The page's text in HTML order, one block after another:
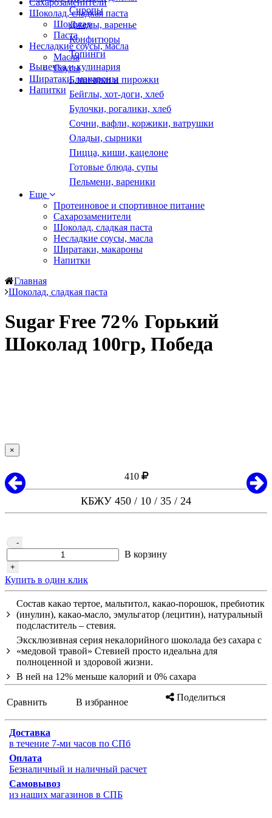
Сахарозаменители
Шоколад, сладкая паста
Шоколад
Паста
Несладкие соусы, масла
Масла
Соусы
Ширатаки, макароны
Напитки
Сиропы
Джемы, варенье
Конфитюры
Топинги
Выпечка и кулинария
Блинчики и пирожки
Бейглы, хот-доги, хлеб
Булочки, рогалики, хлеб
Сочни, вафли, коржики, ватрушки
Оладьи, сырники
Пицца, киши, кацелоне
Готовые блюда, супы
Пельмени, вареники
Еще
Протеиновое и спортивное питание
Сахарозаменители
Шоколад, сладкая паста
Несладкие соусы, масла
Ширатаки, макароны
Напитки
Главная
Шоколад, сладкая паста
Sugar Free 72% Горький
Шоколад 100гр, Победа
×
410
КБЖУ 450 / 10 / 35 / 24
-
+
В корзину
Купить в один клик
Состав какао тертое, мальтитол, какао-порошок, пребиотик
(инулин), какао-масло, эмульгатор (лецитин), натуральный
подсластитель – стевия.
Эксклюзивная серия некалорийного шоколада без сахара с
«медовой травой» Стевией просто идеальна для
полноценной и здоровой жизни.
В ней на 12% меньше калорий и 0% сахара
Сравнить В избранное Поделиться
Доставка
в течение 7-ми часов по СПб
Оплата
Безналичный и наличный расчет
Самовывоз
из наших магазинов в СПБ